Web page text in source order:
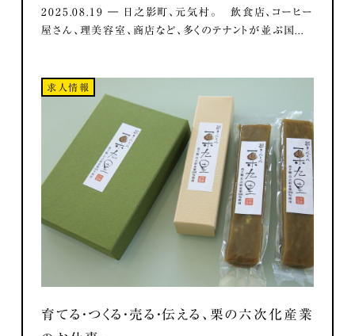
2025.08.19 ― 日之影町、元気村。 飲食店、コーヒー
屋さん、理美容室、商店など、多くのテナントが並ぶ国...
求人情報
育てる・つくる・売る・伝える、栗の六次化産業